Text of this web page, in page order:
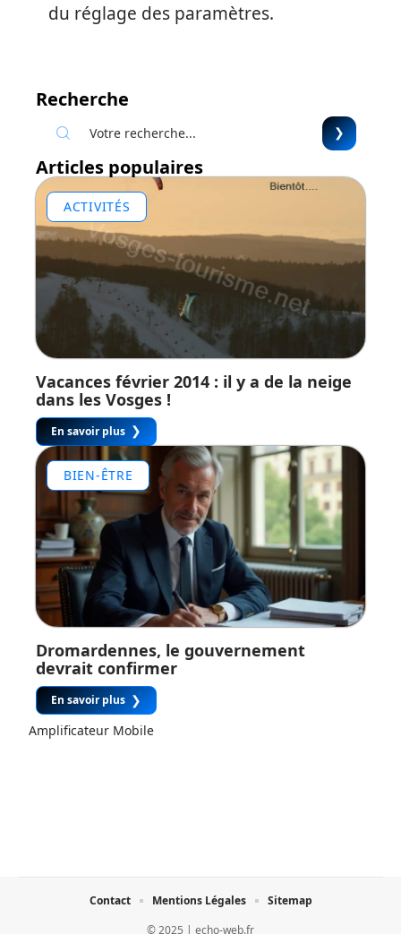
du réglage des paramètres.
Recherche
Articles populaires
ACTIVITÉS
Vacances février 2014 : il y a de la neige
dans les Vosges !
En savoir plus
BIEN-ÊTRE
Dromardennes, le gouvernement
devrait confirmer
En savoir plus
Amplificateur Mobile
© 2025 | echo-web.fr
Contact Mentions Légales Sitemap